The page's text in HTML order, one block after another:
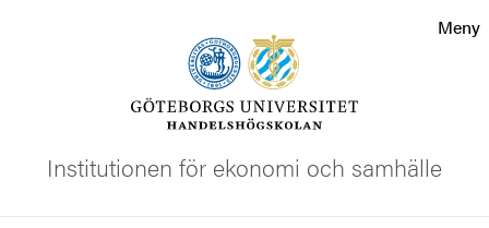
Meny
Institutionen för ekonomi och samhälle